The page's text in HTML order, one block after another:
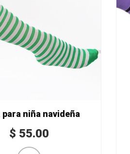
para niña navideña
$ 55.00